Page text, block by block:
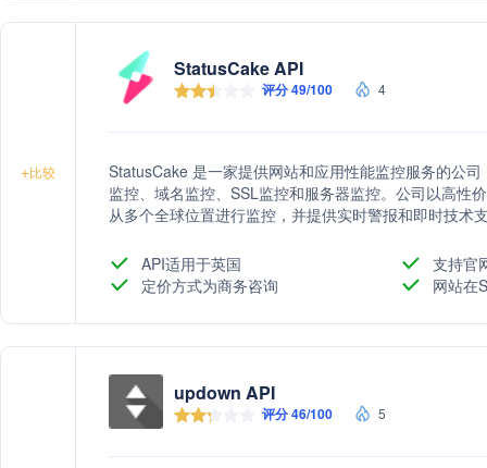
+比较
StatusCake API
评分 49/100 4
StatusCake 是一家提供网站和应用性能监控服务的公
监控、域名监控、SSL监控和服务器监控。公司以高性
从多个全球位置进行监控，并提供实时警报和即时技术
API适用于英国
支持官
定价方式为商务咨询
网站在
updown API
评分 46/100 5